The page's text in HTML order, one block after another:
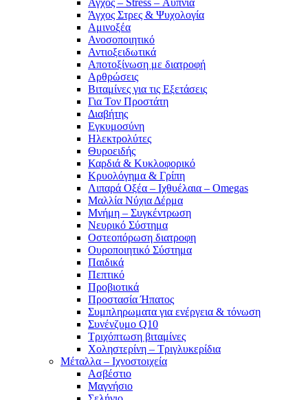
Αγχος – Stress – Αϋπνία
Άγχος Στρες & Ψυχολογία
Αμινοξέα
Ανοσοποιητικό
Αντιοξειδωτικά
Αποτοξίνωση με διατροφή
Αρθρώσεις
Βιταμίνες για τις Εξετάσεις
Για Τον Προστάτη
Διαβήτης
Εγκυμοσύνη
Ηλεκτρολύτες
Θυροειδής
Καρδιά & Κυκλοφορικό
Κρυολόγημα & Γρίπη
Λιπαρά Οξέα – Ιχθυέλαια – Omegas
Μαλλία Νύχια Δέρμα
Μνήμη – Συγκέντρωση
Νευρικό Σύστημα
Οστεοπόρωση διατροφη
Ουροποιητικό Σύστημα
Παιδικά
Πεπτικό
Προβιοτικά
Προστασία Ήπατος
Συμπληρωματα για ενέργεια & τόνωση
Συνένζυμο Q10
Τριχόπτωση βιταμίνες
Χοληστερίνη – Τριγλυκερίδια
Μέταλλα – Ιχνοστοιχεία
Ασβέστιο
Μαγνήσιο